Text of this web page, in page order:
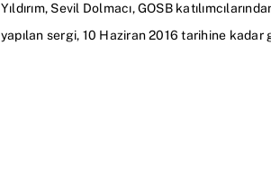
Yıldırım, Sevil Dolmacı, GOSB
yapılan sergi, 10 Haziran 2016 tarihine kadar